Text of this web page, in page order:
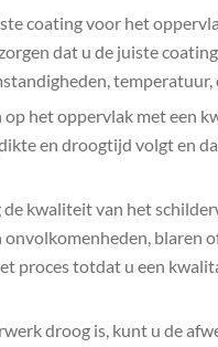
coating voor het
dat u de juiste
op het oppervlak met een
en droogtijd volgt en
kwaliteit van het
blaren
proces totdat u een
droog is, kunt u de